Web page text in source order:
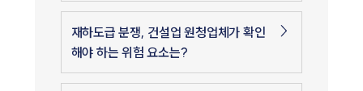
재하도급 분쟁, 건설업 원청업체가 확인
해야 하는 위험 요소는?